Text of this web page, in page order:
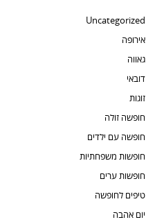
Uncategorized
אירופה
גאווה
דובאי
זוגות
חופשה זולה
חופשה עם ילדים
חופשות משפחתיות
חופשות ערים
טיפים לחופשה
יום אהבה